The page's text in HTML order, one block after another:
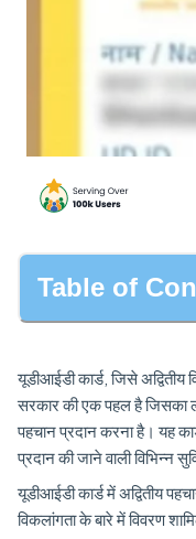
Table of
यूडीआईडी कार्ड, जिसे अद्वितीय
सरकार की एक पहल है जिसका
पहचान प्रदान करना है। यह
प्रदान की जाने वाली
यूडीआईडी कार्ड में अद्वितीय
विकलांगता के बारे में विवरण